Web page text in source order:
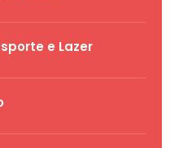
e Lazer